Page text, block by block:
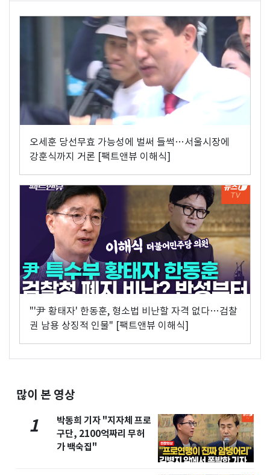
오세훈 당선무효 가능성에 벌써 들썩…서울시장에
강훈식까지 거론 [팩트앤뷰 이해식]
"'尹 황태자' 한동훈, 형소법 비난할 자격 없다…검찰
권 남용 상징적 인물" [팩트앤뷰 이해식]
많이 본 영상
1
박동희 기자 "지자체 프로
구단, 2100억짜리 무허
가 백숙집"